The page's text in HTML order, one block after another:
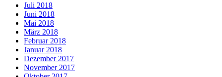
Juli 2018
Juni 2018
Mai 2018
März 2018
Februar 2018
Januar 2018
Dezember 2017
November 2017